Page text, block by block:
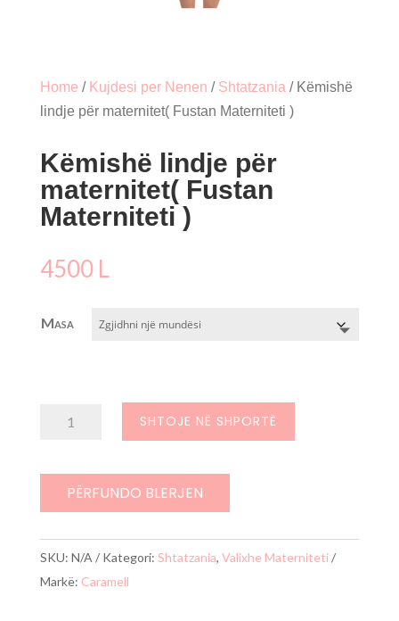
Home / Kujdesi per Nenen / Shtatzania / Këmishë
lindje për maternitet( Fustan Materniteti )
Këmishë lindje për
maternitet( Fustan
Materniteti )
4500 L
Masa
maternitet(
Fustan
Materniteti
)
SHTOJE NË SHPORTË
PËRFUNDO BLERJEN
SKU: N/A Kategori: Shtatzania, Valixhe Materniteti
Markë: Caramell